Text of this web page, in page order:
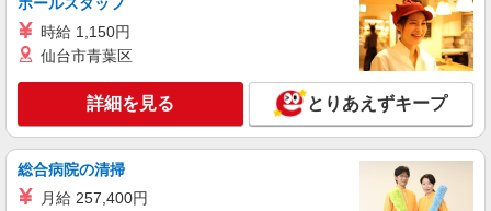
時給 1,150円
仙台市青葉区
詳細を見る とりあえずキープ
総合病院の清掃
月給 257,400円